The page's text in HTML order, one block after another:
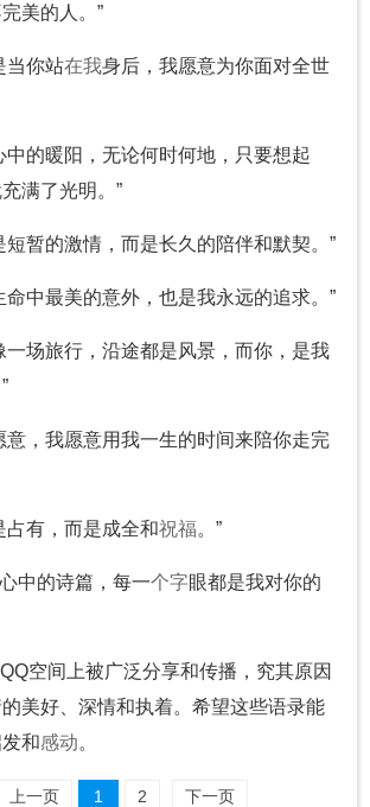
美的人。”
当你站在我身后，我愿意为你面对全世
中的暖阳，无论何时何地，只要想起
满了光明。”
短暂的激情，而是长久的陪伴和默契。”
命中最美的意外，也是我永远的追求。”
一场旅行，沿途都是风景，而你，是我
意，我愿意用我一生的时间来陪你走完
占有，而是成全和祝福。”
中的诗篇，每一个字眼都是我对你的
空间上被广泛分享和传播，究其原因
美好、深情和执着。希望这些语录能
和感动。
上一页 1 2 下一页